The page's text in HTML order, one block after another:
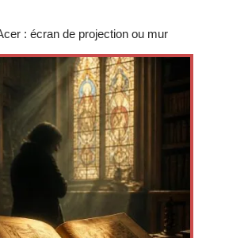
: écran de projection ou mur